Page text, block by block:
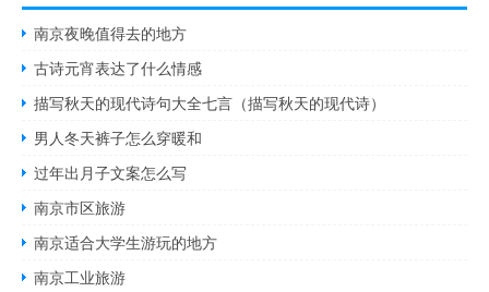
南京夜晚值得去的地方
古诗元宵表达了什么情感
描写秋天的现代诗句大全七言（描写秋天的现代诗）
男人冬天裤子怎么穿暖和
过年出月子文案怎么写
南京市区旅游
南京适合大学生游玩的地方
南京工业旅游